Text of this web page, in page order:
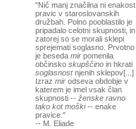
"Nič manj značilna ni enakost
pravic v staroslovanskih
družbah. Polno pooblastilo je
pripadalo celotni skupnosti, in
zatorej so se morali sklepi
sprejemati soglasno. Prvotno
je beseda mir pomenila
občinsko skupščino in hkrati
soglasnostnjenih sklepov[...]
Izraz mir odseva obdobje v
katerem je imel vsak član
skupnosti -- ženske ravno
tako kot moški-- enake
pravice."
-- M. Eliade